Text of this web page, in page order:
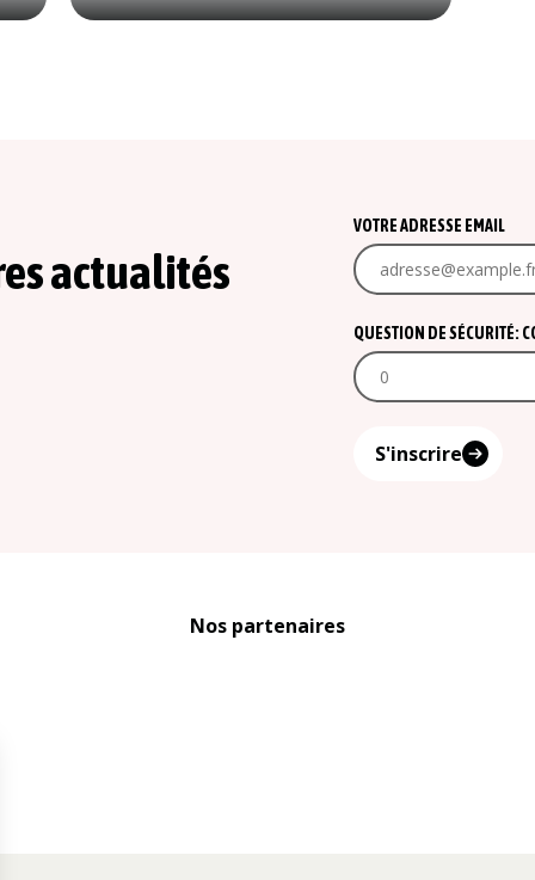
actualités
VOTRE ADRESSE EMAIL
QUESTION DE SÉCURITÉ:
S'inscrire
Nos partenaires